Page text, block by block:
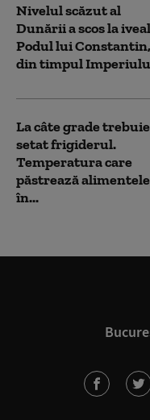
Nivelul scăzut al
Dunării a scos la
Podul lui Constantin,
din timpul
La câte grade trebuie
setat frigiderul.
Temperatura care
păstrează alimentele
în...